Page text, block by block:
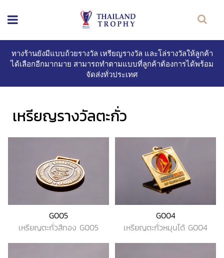
ทางร้านยังมีแบบถ้วยรางวัล เหรียญรางวัล และโล่รางวัลให้ลูกค้า
ได้เลือกอีกมากมาย สามารถทำตามแบบที่ลูกค้าต้องการได้พร้อม
จัดส่งทั่วประเทศ
เหรียญรางวัลตะกั่ว
G005
เหรียญตะกั่วสีทอง G005
G004
เหรียญตะกั่วหมุนได้ G004